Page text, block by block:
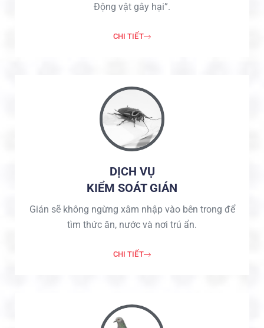
Động vật gây hại”.
CHI TIẾT
DỊCH VỤ
KIỂM SOÁT GIÁN
Gián sẽ không ngừng xâm nhập vào bên trong để
tìm thức ăn, nước và nơi trú ẩn.
CHI TIẾT